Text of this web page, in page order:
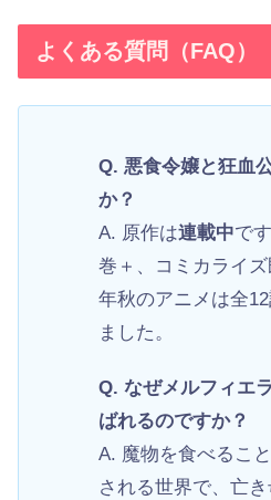
よくある質問（FAQ）
Q. 悪食令嬢と狂血
か？
A. 原作は連載中で
巻＋、コミカライ
年秋のアニメは全
ました。
Q. なぜメルフィエ
ばれるのですか？
A. 魔物を食べるこ
される世界で、亡